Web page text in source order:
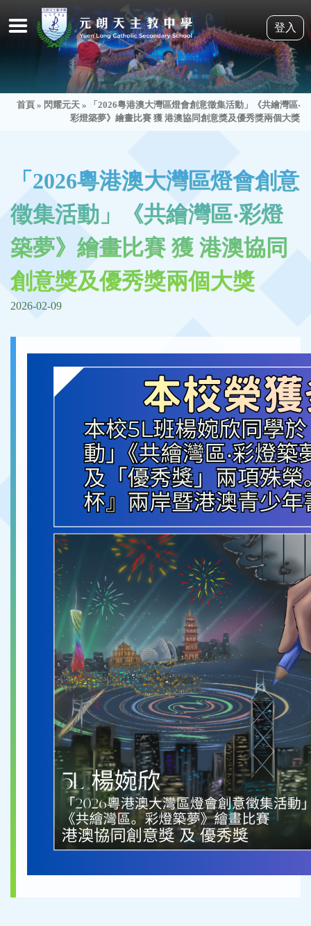
登入
首頁 » 閃耀元天 »
「2026粵港澳大灣區燈會創意徵集活動」《共繪灣區‧
彩燈築夢》繪畫比賽 獲 港澳協同創意獎及優秀獎兩個大獎
「2026粵港澳大灣區燈會創意
徵集活動」《共繪灣區‧彩燈
築夢》繪畫比賽 獲 港澳協同
創意獎及優秀獎兩個大獎
2026-02-09